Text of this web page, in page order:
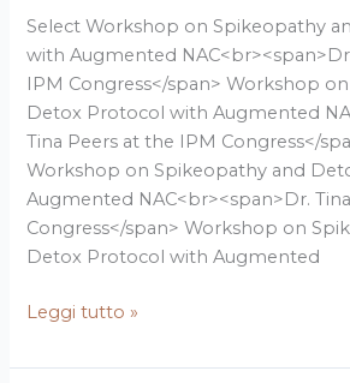
Select Workshop on Spikeopathy
with Augmented
IPM Congress</span> Workshop
Detox Protocol with Augmented
Tina Peers at the IPM Congress</
Workshop on Spikeopathy and
Augmented NAC<br><span>Dr.
Congress</span> Workshop on
Detox Protocol with Augmented
Leggi tutto »